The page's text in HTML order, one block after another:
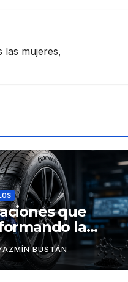
las mujeres,
que
la
los neumáticos y
de la
BUSTÁN